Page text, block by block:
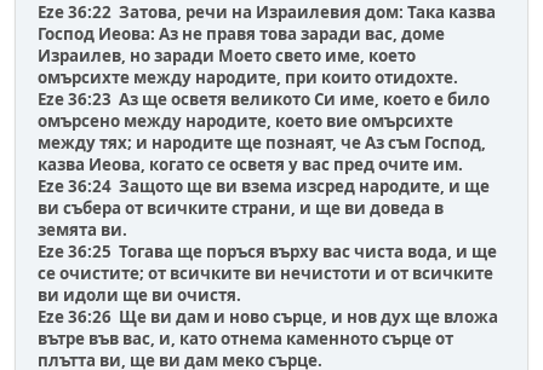
Eze 36:22 Затова, речи на Израилевия дом: Така казва
Господ Иеова: Аз не правя това заради вас, доме
Израилев, но заради Моето свето име, което
омърсихте между народите, при които отидохте.
Eze 36:23 Аз ще осветя великото Си име, което е било
омърсено между народите, което вие омърсихте
между тях; и народите ще познаят, че Аз съм Господ,
казва Иеова, когато се осветя у вас пред очите им.
Eze 36:24 Защото ще ви взема изсред народите, и ще
ви събера от всичките страни, и ще ви доведа в
земята ви.
Eze 36:25 Тогава ще поръся върху вас чиста вода, и ще
се очистите; от всичките ви нечистоти и от всичките
ви идоли ще ви очистя.
Eze 36:26 Ще ви дам и ново сърце, и нов дух ще вложа
вътре във вас, и, като отнема каменното сърце от
плътта ви, ще ви дам меко сърце.